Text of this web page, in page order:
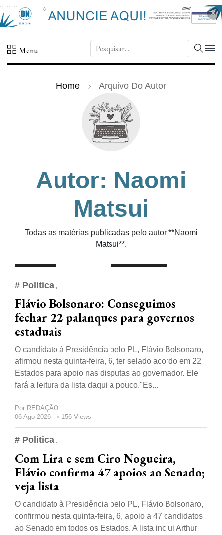
×
Menu DN.
Home Arquivo Do Autor
Autor: Naomi
Matsui
Todas as matérias publicadas pelo autor **Naomi
Matsui**.
# Politica
Flávio Bolsonaro: Conseguimos
fechar 22 palanques para governos
estaduais
O candidato à Presidência pelo PL, Flávio Bolsonaro,
afirmou nesta quinta-feira, 6, ter selado acordo em 22
Estados para apoio nas disputas ao governador. Ele
fará a leitura da lista daqui a pouco."Es...
Por REDAÇÃO
06 Ago 2026
156 Views
# Politica
Com Lira e sem Ciro Nogueira,
Flávio confirma 47 apoios ao Senado;
veja lista
O candidato à Presidência pelo PL, Flávio Bolsonaro,
confirmou nesta quinta-feira, 6, apoio a 47 candidatos
ao Senado em todos os Estados. A lista inclui Arthur